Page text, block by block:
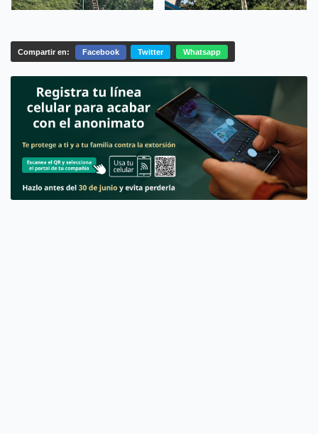
Compartir en: Facebook Twitter Whatsapp